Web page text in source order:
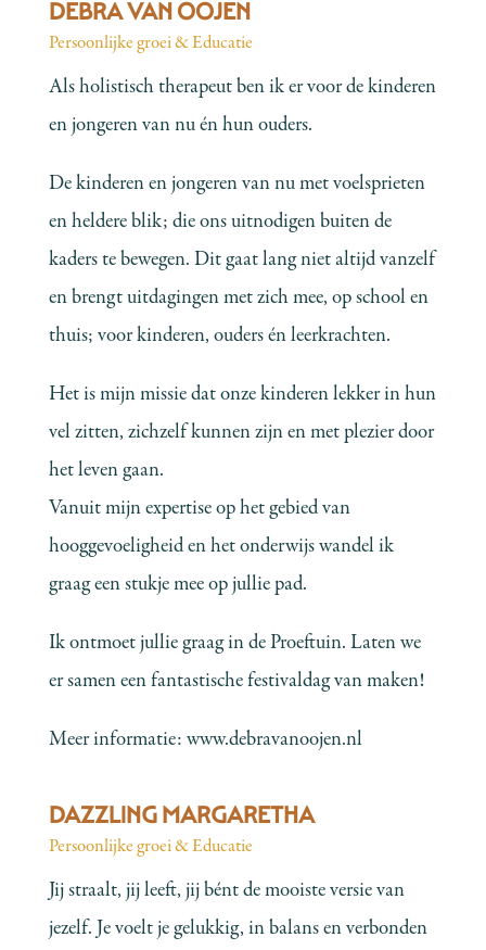
DEBRA VAN OOJEN
Persoonlijke groei & Educatie
Als holistisch therapeut ben ik er voor de kinderen
en jongeren van nu én hun ouders.
De kinderen en jongeren van nu met voelsprieten
en heldere blik; die ons uitnodigen buiten de
kaders te bewegen. Dit gaat lang niet altijd vanzelf
en brengt uitdagingen met zich mee, op school en
thuis; voor kinderen, ouders én leerkrachten.
Het is mijn missie dat onze kinderen lekker in hun
vel zitten, zichzelf kunnen zijn en met plezier door
het leven gaan.
Vanuit mijn expertise op het gebied van
hooggevoeligheid en het onderwijs wandel ik
graag een stukje mee op jullie pad.
Ik ontmoet jullie graag in de Proeftuin. Laten we
er samen een fantastische festivaldag van maken!
Meer informatie:www.debravanoojen.nl
DAZZLING MARGARETHA
Persoonlijke groei & Educatie
Jij straalt, jij leeft, jij bént de mooiste versie van
jezelf. Je voelt je gelukkig, in balans en verbonden